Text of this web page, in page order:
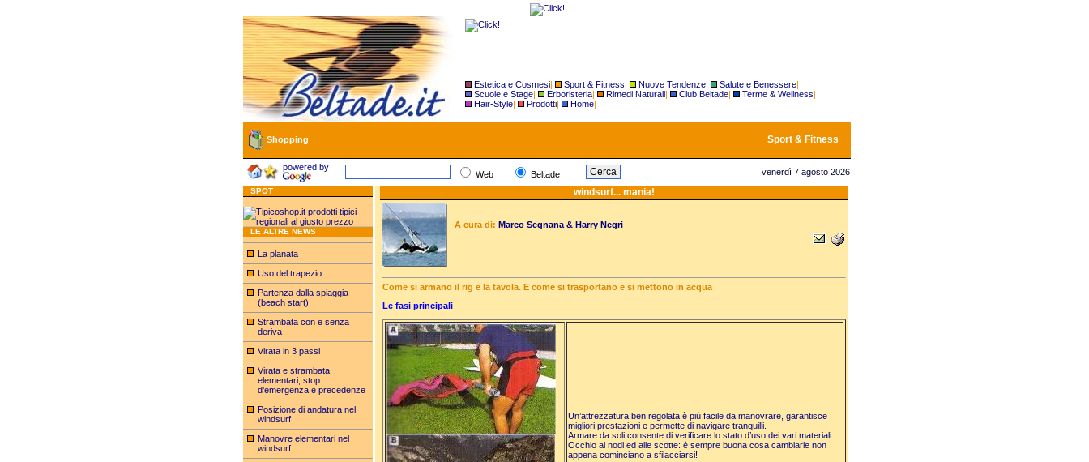
Estetica e Cosmesi| Sport & Fitness| Nuove Tendenze| Salute e Benessere|
Scuole e Stage| Erboristeria| Rimedi Naturali| Club Beltade| Terme & Wellness|
Hair-Style| Prodotti| Home|
Shopping Sport & Fitness
powered by
Web Beltade venerdì 7 agosto 2026
SPOT
LE ALTRE NEWS
La planata
Uso del trapezio
Partenza dalla spiaggia
(beach start)
Strambata con e senza
deriva
Virata in 3 passi
Virata e strambata
elementari, stop
d’emergenza e precedenze
Posizione di andatura nel
windsurf
Manovre elementari nel
windsurf
windsurf... mania!
A cura di: Marco Segnana & Harry Negri
Come si armano il rig e la tavola. E come si trasportano e si mettono in acqua
Le fasi principali
Un’attrezzatura ben regolata è più facile da manovrare, garantisce
migliori prestazioni e permette di navigare tranquilli.
Armare da soli consente di verificare lo stato d’uso dei vari materiali.
Occhio ai nodi ed alle scotte: è sempre buona cosa cambiarle non
appena cominciano a sfilacciarsi!